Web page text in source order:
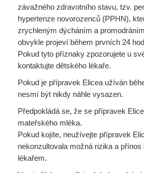
závažného zdravotního stavu, tzv.
hypertenze novorozenců (PPHN),
zrychleným dýcháním a
obvykle projeví během prvních 24
Pokud tyto příznaky zpozorujete u
kontaktujte dětského lékaře.
Pokud je přípravek Elicea užíván
nesmí být nikdy náhle vysazen.
Předpokládá se, že se přípravek
mateřského mléka.
Pokud kojíte, neužívejte přípravek
nekonzultovala možná rizika a
lékařem.